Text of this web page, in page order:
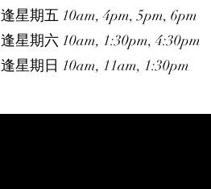
逢星期五 10am, 4pm, 5pm, 6pm
逢星期六 10am, 1:30pm, 4:30pm
逢星期日 10am, 11am, 1:30pm